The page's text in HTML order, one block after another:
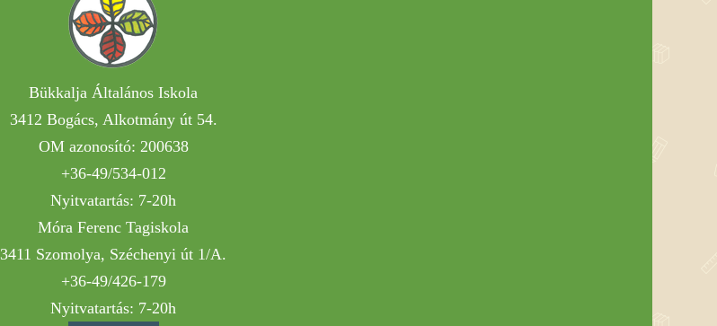
Bükkalja Általános Iskola
3412 Bogács, Alkotmány út 54.
OM azonosító: 200638
+36-49/534-012
Nyitvatartás: 7-20h
Móra Ferenc Tagiskola
3411 Szomolya, Széchenyi út 1/A.
+36-49/426-179
Nyitvatartás: 7-20h